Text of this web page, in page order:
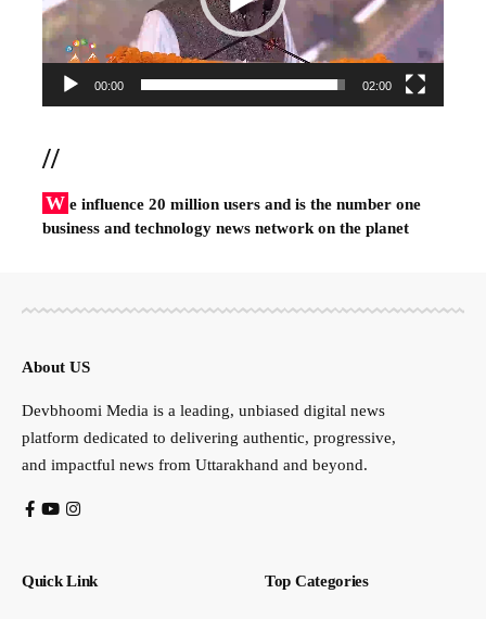
00:00 02:00
//
W e influence 20 million users and is the number one
business and technology news network on the planet
About US
Devbhoomi Media is a leading, unbiased digital news
platform dedicated to delivering authentic, progressive,
and impactful news from Uttarakhand and beyond.
Quick Link Top Categories